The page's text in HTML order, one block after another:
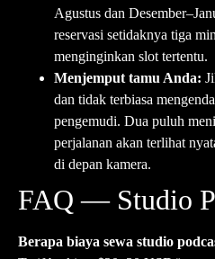
Agustus dan
reservasi setidaknya tiga
menginginkan slot tertentu.
Menjemput tamu Anda:
dan tidak terbiasa
pengemudi. Dua puluh
perjalanan akan terlihat
di depan kamera.
FAQ — Studio
Berapa biaya sewa studio